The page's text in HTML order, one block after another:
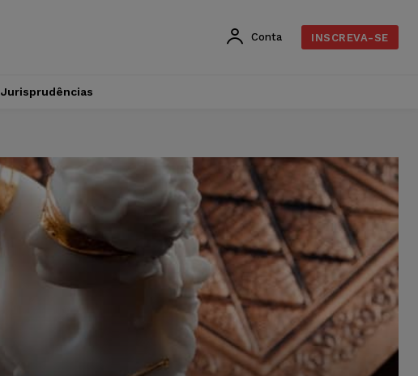
Conta INSCREVA-SE
Jurisprudências